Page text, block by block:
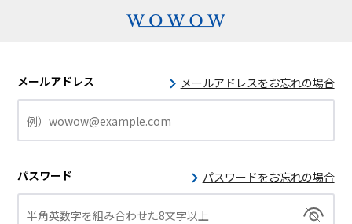
メールアドレス メールアドレスをお忘れの場合
パスワード パスワードをお忘れの場合